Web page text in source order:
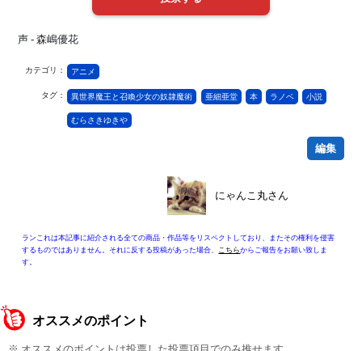
声 - 森嶋優花
カテゴリ： アニメ
タグ： 異世界魔王と召喚少女の奴隷魔術 亜細亜堂 本 ラノベ 小説
むらさきゆきや
編集
にゃんこ丸さん
ランこれは本記事に紹介される全ての商品・作品等をリスペクトしており、またその権利を侵害
するものではありません。それに反する投稿があった場合、 こちらからご報告をお願い致しま
す。
オススメのポイント